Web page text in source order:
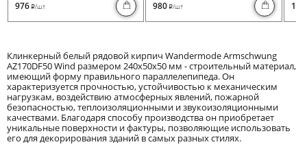
976 i/шт
980 i/шт
Клинкерный белый рядовой кирпич Wandermode Armschwung
AZ170DF50 Wind размером 240x50x50 мм - строительный материал,
имеющий форму правильного параллелепипеда. Он
характеризуется прочностью, устойчивостью к механическим
нагрузкам, воздействию атмосферных явлений, пожарной
безопасностью, теплоизоляционными и звукоизоляционными
качествами. Благодаря способу производства он приобретает
уникальные поверхности и фактуры, позволяющие использовать
его для декорирования зданий в самых разных стилях.